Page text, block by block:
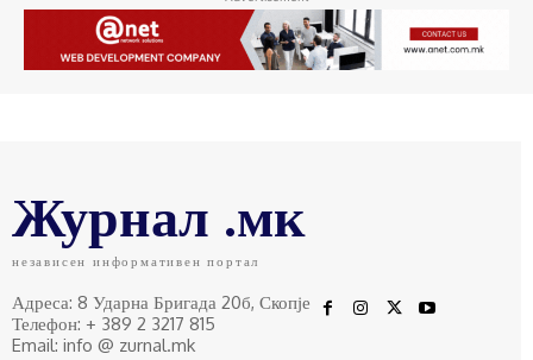
Журнал .мк
независен информативен портал
Адреса: 8 Ударна Бригада 20б, Скопје
Телефон: + 389 2 3217 815
Email: info @ zurnal.mk